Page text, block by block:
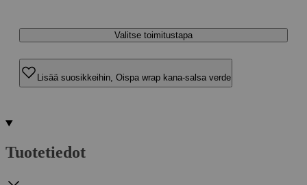
Valitse toimitustapa
Lisää suosikkeihin, Oispa wrap kana-salsa verde
Tuotetiedot